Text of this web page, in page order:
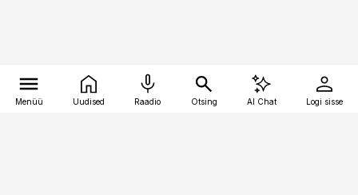
Menüü Uudised Raadio Otsing AI Chat Logi sisse